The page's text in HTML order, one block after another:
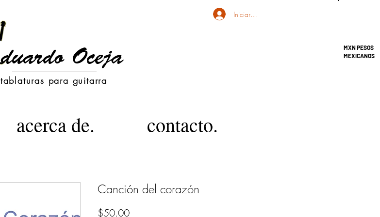
MXN PESOS
MEXICANOS
Iniciar sesión
tablaturas para guitarra
acerca de. contacto.
Canción del corazón
$50.00Precio